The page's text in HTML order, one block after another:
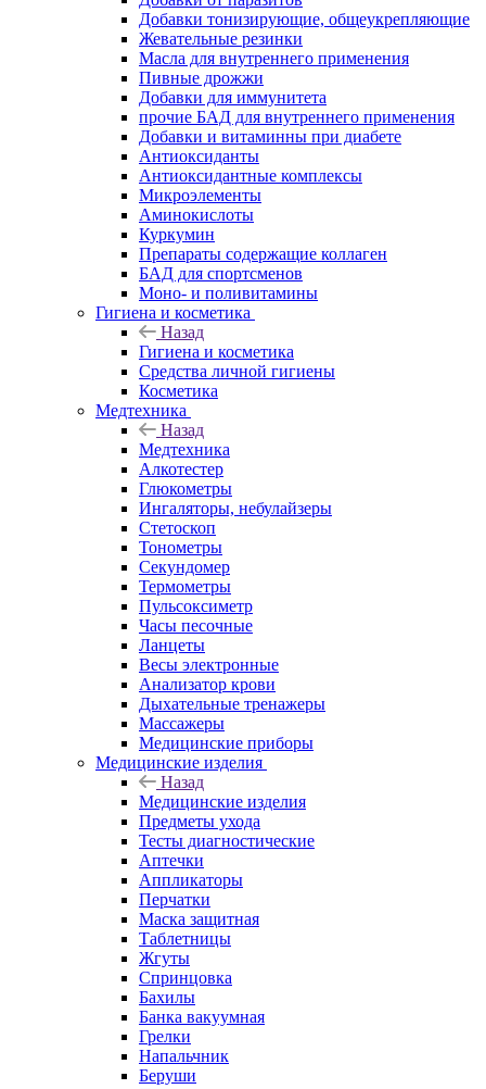
Добавки тонизирующие, общеукрепляющие
Жевательные резинки
Масла для внутреннего применения
Пивные дрожжи
Добавки для иммунитета
прочие БАД для внутреннего применения
Добавки и витаминны при диабете
Антиоксиданты
Антиоксидантные комплексы
Микроэлементы
Аминокислоты
Куркумин
Препараты содержащие коллаген
БАД для спортсменов
Моно- и поливитамины
Гигиена и косметика
Назад
Гигиена и косметика
Средства личной гигиены
Косметика
Медтехника
Назад
Медтехника
Алкотестер
Глюкометры
Ингаляторы, небулайзеры
Стетоскоп
Тонометры
Секундомер
Термометры
Пульсоксиметр
Часы песочные
Ланцеты
Весы электронные
Анализатор крови
Дыхательные тренажеры
Массажеры
Медицинские приборы
Медицинские изделия
Назад
Медицинские изделия
Предметы ухода
Тесты диагностические
Аптечки
Аппликаторы
Перчатки
Маска защитная
Таблетницы
Жгуты
Спринцовка
Бахилы
Банка вакуумная
Грелки
Напальчник
Беруши